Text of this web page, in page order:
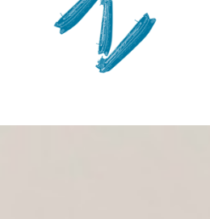
AMBASSADE
VAN DE
NOORDZEE